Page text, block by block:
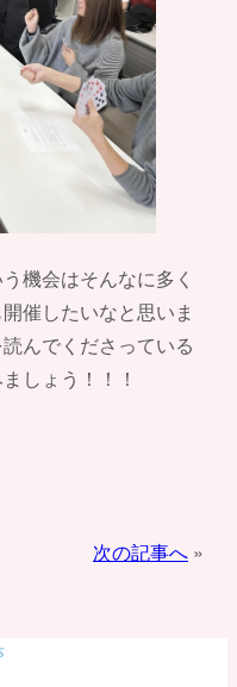
機会はそんなに多く
催したいなと思いま
んでくださっている
しょう！！！
次の記事へ